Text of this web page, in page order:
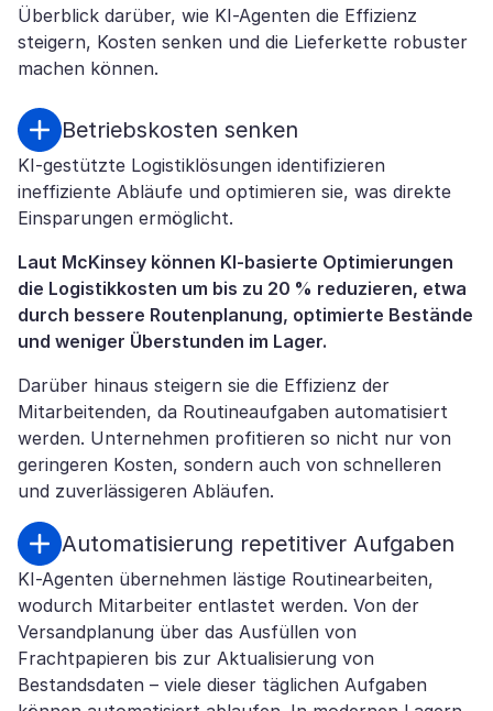
Überblick darüber, wie KI-Agenten die Effizienz
steigern, Kosten senken und die Lieferkette robuster
machen können.
Betriebskosten senken
KI-gestützte Logistiklösungen identifizieren
ineffiziente Abläufe und optimieren sie, was direkte
Einsparungen ermöglicht.
Laut McKinsey können KI-basierte Optimierungen
die Logistikkosten um bis zu 20 % reduzieren, etwa
durch bessere Routenplanung, optimierte Bestände
und weniger Überstunden im Lager.
Darüber hinaus steigern sie die Effizienz der
Mitarbeitenden, da Routineaufgaben automatisiert
werden. Unternehmen profitieren so nicht nur von
geringeren Kosten, sondern auch von schnelleren
und zuverlässigeren Abläufen.
Automatisierung repetitiver Aufgaben
KI-Agenten übernehmen lästige Routinearbeiten,
wodurch Mitarbeiter entlastet werden. Von der
Versandplanung über das Ausfüllen von
Frachtpapieren bis zur Aktualisierung von
Bestandsdaten – viele dieser täglichen Aufgaben